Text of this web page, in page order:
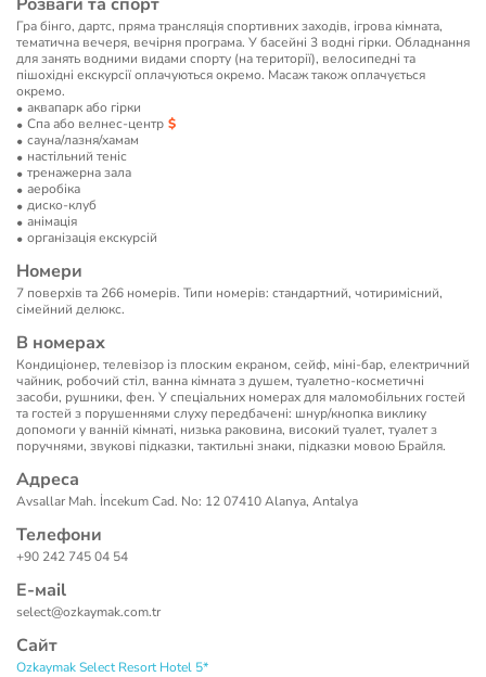
Гра бінго, дартс, пряма трансляція спортивних заходів, ігрова кімната,
тематична вечеря, вечірня програма. У басейні 3 водні гірки. Обладнання
для занять водними видами спорту (на території), велосипедні та
пішохідні екскурсії оплачуються окремо. Масаж також оплачується
окремо.
аквапарк або гірки
Спа або велнес-центр
сауна/лазня/хамам
настільний теніс
тренажерна зала
аеробіка
диско-клуб
анімація
організація екскурсій
Номери
7 поверхів та 266 номерів. Типи номерів: стандартний, чотиримісний,
сімейний делюкс.
В номерах
Кондиціонер, телевізор із плоским екраном, сейф, міні-бар, електричний
чайник, робочий стіл, ванна кімната з душем, туалетно-косметичні
засоби, рушники, фен. У спеціальних номерах для маломобільних гостей
та гостей з порушеннями слуху передбачені: шнур/кнопка виклику
допомоги у ванній кімнаті, низька раковина, високий туалет, туалет з
поручнями, звукові підказки, тактильні знаки, підказки мовою Брайля.
Адреса
Avsallar Mah. İncekum Cad. No: 12 07410 Alanya, Antalya
Телефони
+90 242 745 04 54
Е-маil
select@ozkaymak.com.tr
Сайт
Ozkaymak Select Resort Hotel 5*